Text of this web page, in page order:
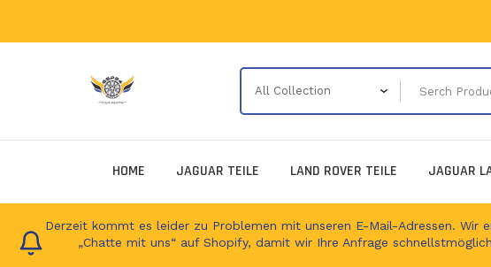
HOME JAGUAR TEILE LAND ROVER TEILE JAGUAR
Derzeit kommt es leider zu Problemen mit unseren E-Mail-Adressen.
„Chatte mit uns“ auf Shopify, damit wir Ihre Anfrage